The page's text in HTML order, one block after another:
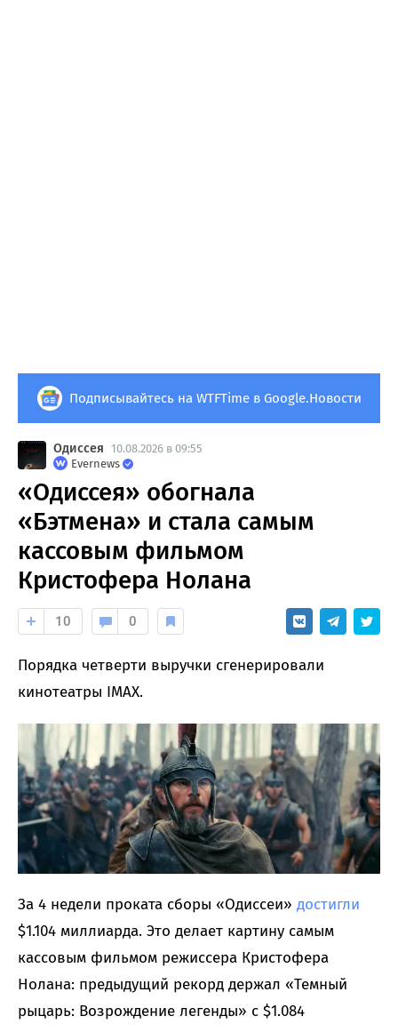
Подписывайтесь на WTFTime в Google.Новости
Одиссея
10.08.2026 в 09:55
Evernews
«Одиссея» обогнала
«Бэтмена» и стала самым
кассовым фильмом
Кристофера Нолана
10 0
Порядка четверти выручки сгенерировали
кинотеатры IMAX.
За 4 недели проката сборы «Одиссеи» достигли
$1.104 миллиарда. Это делает картину самым
кассовым фильмом режиссера Кристофера
Нолана: предыдущий рекорд держал «Темный
рыцарь: Возрождение легенды» с $1.084